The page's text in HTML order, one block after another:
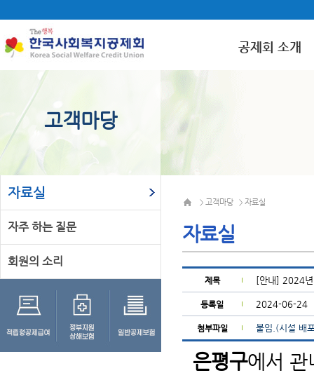
공제회 소개
고객마당
자료실
자주 하는 질문
회원의 소리
> 고객마당 > 자료실
자료실
제목 [안내] 2024년
등록일 2024-06-24
첨부파일 붙임.(시설 배
은평구에서